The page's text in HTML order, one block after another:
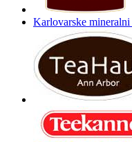
Karlovarske mineralni